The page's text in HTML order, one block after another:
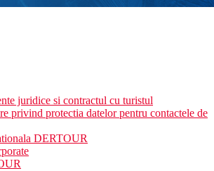
juridice si contractul cu turistul
privind protectia datelor pentru contactele de
DERTOUR